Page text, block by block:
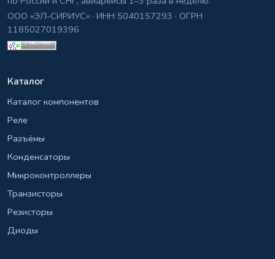
ООО «ЭЛ-СИРИУС» · ИНН 5040157293 · ОГРН
1185027019396
Каталог
Каталог компонентов
Реле
Разъёмы
Конденсаторы
Микроконтроллеры
Транзисторы
Резисторы
Диоды